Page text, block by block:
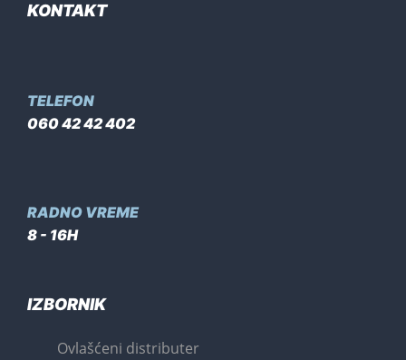
KONTAKT
TELEFON
060 42 42 402
RADNO VREME
8 - 16H
IZBORNIK
Ovlašćeni distributer